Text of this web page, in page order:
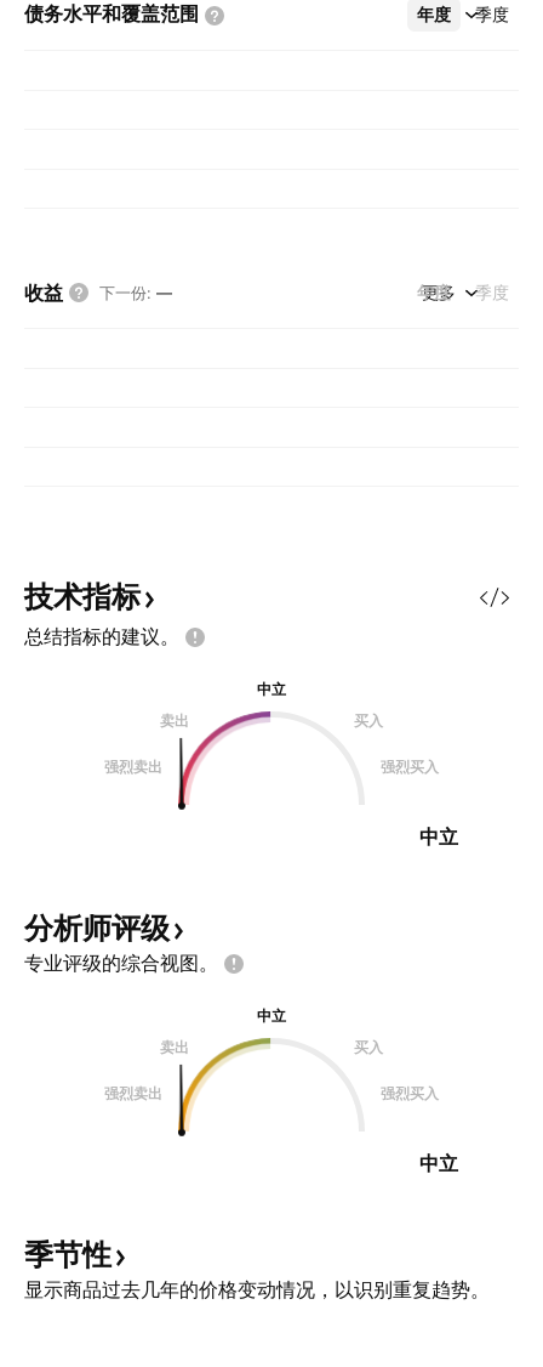
债务水平和覆盖范围 年度 季度
更多
收益 下一份: — 年度 季度
更多
技术指标
总结指标的建议。
中立
卖出
买入
强烈卖出 强烈买入
中立
分析师评级
专业评级的综合视图。
中立
卖出
买入
强烈卖出 强烈买入
中立
季节性
显示商品过去几年的价格变动情况，以识别重复趋势。